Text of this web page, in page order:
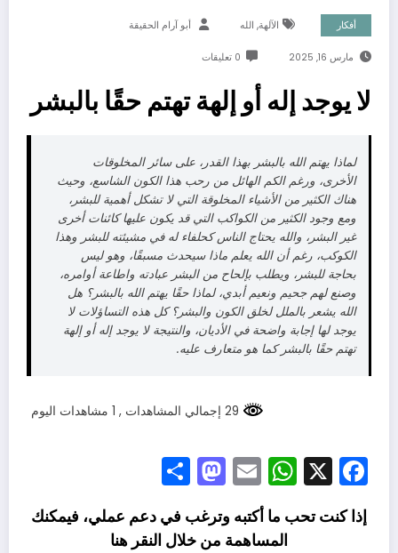
أفكار الآلهة, الله أبو آرام الحقيقة
مارس 16, 2025 0 تعليقات
لا يوجد إله أو إلهة تهتم حقًا بالبشر
لماذا يهتم الله بالبشر بهذا القدر، على سائر المخلوقات
الأخرى، ورغم الكم الهائل من رحب هذا الكون الشاسع، وحيث
هناك الكثير من الأشياء المخلوقة التي لا تشكل أهمية للبشر،
ومع وجود الكثير من الكواكب التي قد يكون عليها كائنات أخرى
غير البشر، والله يحتاج الناس كحلفاء له في مشيئته للبشر وهذا
الكوكب، رغم أن الله يعلم ماذا سيحدث مسبقًا، وهو ليس
بحاجة للبشر، ويطلب بإلحاح من البشر عبادته واطاعة أوامره،
وصنع لهم جحيم ونعيم أبدي، لماذا حقًا يهتم الله بالبشر؟ هل
الله يشعر بالملل لخلق الكون والبشر؟ كل هذه التساؤلات لا
يوجد لها إجابة واضحة في الأديان، والنتيجة لا يوجد إله أو إلهة
تهتم حقًا بالبشر كما هو متعارف عليه.
, 1 مشاهدات اليوم
Facebook
X
WhatsApp
Email
Mastodon
إذا كنت تحب ما أكتبه وترغب في دعم عملي، فيمكنك
المساهمة من خلال النقر هنا